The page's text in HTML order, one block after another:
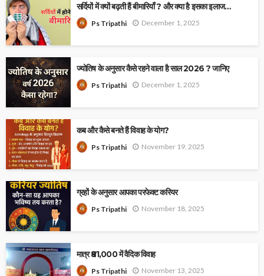
सर्दियों में क्यों बढ़ती हैं बीमारियाँ ? और क्या है इसका इलाज…
Ps Tripathi December 1, 2025
ज्योतिष के अनुसार कैसे रहने वाला है साल 2026 ? जानिए
Ps Tripathi December 1, 2025
कब और कैसे बनते हैं विवाह के योग?
Ps Tripathi November 19, 2025
ग्रहों के अनुसार आपका परफेक्ट करियर
Ps Tripathi November 18, 2025
मात्र ₹81,000 में वैदिक विवाह
Ps Tripathi November 13, 2025